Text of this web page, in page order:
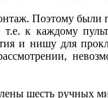
Поэтому
к каждому
и нишу для
шесть ручных